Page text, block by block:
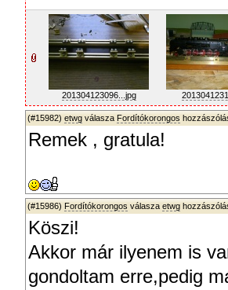
201304123096...jpg
(#15982) etwg válasza Fordítókorongos
Remek , gratula!
(#15986) Fordítókorongos válasza etwg
Köszi!
Akkor már ilyenem is
gondoltam erre,pedig